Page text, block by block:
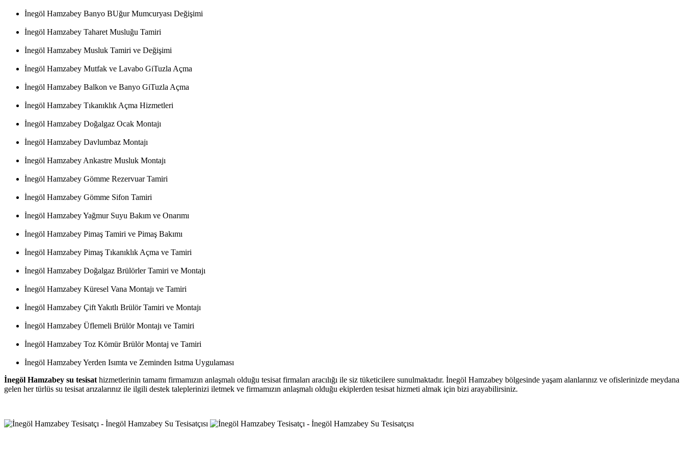
İnegöl Hamzabey Banyo BUğur Mumcuryası Değişimi
İnegöl Hamzabey Taharet Musluğu Tamiri
İnegöl Hamzabey Musluk Tamiri ve Değişimi
İnegöl Hamzabey Mutfak ve Lavabo GiTuzla Açma
İnegöl Hamzabey Balkon ve Banyo GiTuzla Açma
İnegöl Hamzabey Tıkanıklık Açma Hizmetleri
İnegöl Hamzabey Doğalgaz Ocak Montajı
İnegöl Hamzabey Davlumbaz Montajı
İnegöl Hamzabey Ankastre Musluk Montajı
İnegöl Hamzabey Gömme Rezervuar Tamiri
İnegöl Hamzabey Gömme Sifon Tamiri
İnegöl Hamzabey Yağmur Suyu Bakım ve Onarımı
İnegöl Hamzabey Pimaş Tamiri ve Pimaş Bakımı
İnegöl Hamzabey Pimaş Tıkanıklık Açma ve Tamiri
İnegöl Hamzabey Doğalgaz Brülörler Tamiri ve Montajı
İnegöl Hamzabey Küresel Vana Montajı ve Tamiri
İnegöl Hamzabey Çift Yakıtlı Brülör Tamiri ve Montajı
İnegöl Hamzabey Üflemeli Brülör Montajı ve Tamiri
İnegöl Hamzabey Toz Kömür Brülör Montaj ve Tamiri
İnegöl Hamzabey Yerden Isımta ve Zeminden Isıtma Uygulaması
İnegöl Hamzabey su tesisat hizmetlerinin tamamı firmamızın anlaşmalı olduğu tesisat firmaları aracılığı ile siz tüketicilere sunulmaktadır. İnegöl Hamzabey bölgesinde yaşam alanlarınız ve ofislerinizde meydana
gelen her türlüs su tesisat arızalarınız ile ilgili destek taleplerinizi iletmek ve firmamızın anlaşmalı olduğu ekiplerden tesisat hizmeti almak için bizi arayabilirsiniz.